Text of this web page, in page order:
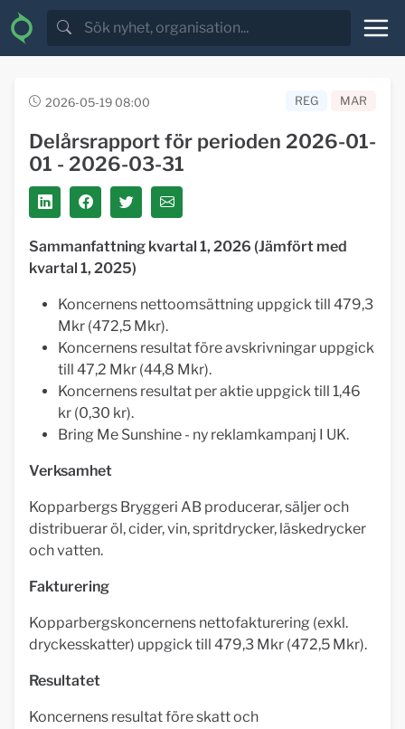
2026-05-19 08:00 REG MAR
Delårsrapport för perioden 2026-01-
01 - 2026-03-31
Sammanfattning kvartal 1, 2026 (Jämfört med
kvartal 1, 2025)
Koncernens nettoomsättning uppgick till 479,3
Mkr (472,5 Mkr).
Koncernens resultat före avskrivningar uppgick
till 47,2 Mkr (44,8 Mkr).
Koncernens resultat per aktie uppgick till 1,46
kr (0,30 kr).
Bring Me Sunshine - ny reklamkampanj I UK.
Verksamhet
Kopparbergs Bryggeri AB producerar, säljer och
distribuerar öl, cider, vin, spritdrycker, läskedrycker
och vatten.
Fakturering
Kopparbergskoncernens nettofakturering (exkl.
dryckesskatter) uppgick till 479,3 Mkr (472,5 Mkr).
Resultatet
Koncernens resultat före skatt och